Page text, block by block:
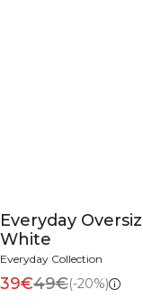
Everyday
White
Everyday Collection
39€49€(-20%)